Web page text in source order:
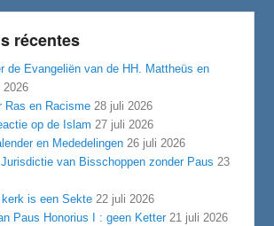
récentes
de Evangeliën van de HH. Mattheüs en
2026
Ras en Racisme 28 juli 2026
op de Islam 27 juli 2026
en Mededelingen 26 juli 2026
van Bisschoppen zonder Paus 23
kerk is een Sekte 22 juli 2026
Paus Honorius I : geen Ketter 21 juli 2026